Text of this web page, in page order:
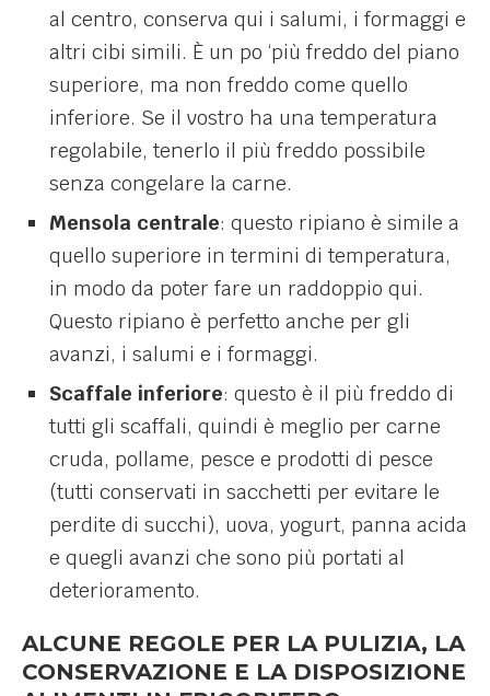
al centro, conserva qui i salumi, i formaggi e
altri cibi simili. È un po ‘più freddo del piano
superiore, ma non freddo come quello
inferiore. Se il vostro ha una temperatura
regolabile, tenerlo il più freddo possibile
senza congelare la carne.
Mensola centrale: questo ripiano è simile a
quello superiore in termini di temperatura,
in modo da poter fare un raddoppio qui.
Questo ripiano è perfetto anche per gli
avanzi, i salumi e i formaggi.
Scaffale inferiore: questo è il più freddo di
tutti gli scaffali, quindi è meglio per carne
cruda, pollame, pesce e prodotti di pesce
(tutti conservati in sacchetti per evitare le
perdite di succhi), uova, yogurt, panna acida
e quegli avanzi che sono più portati al
deterioramento.
ALCUNE REGOLE PER LA PULIZIA, LA
CONSERVAZIONE E LA DISPOSIZIONE